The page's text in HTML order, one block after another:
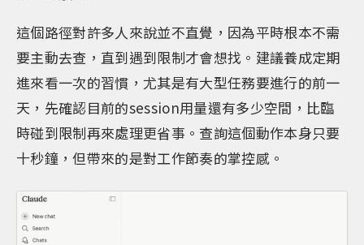
這個路徑對許多人來說並不直覺，因為平時根本不需
要主動去查，直到遇到限制才會想找。建議養成定期
進來看一次的習慣，尤其是有大型任務要進行的前一
天，先確認目前的session用量還有多少空間，比臨
時碰到限制再來處理更省事。查詢這個動作本身只要
十秒鐘，但帶來的是對工作節奏的掌控感。